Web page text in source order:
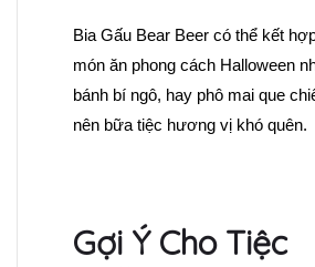
Bia Gấu Bear Beer có thể kết
món ăn phong cách Halloween
bánh bí ngô, hay phô mai que
nên bữa tiệc hương vị khó quên.
Gợi Ý Cho Tiệc